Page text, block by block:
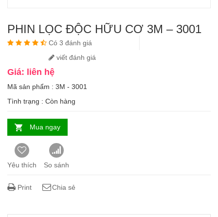
PHIN LỌC ĐỘC HỮU CƠ 3M – 3001
Có 3 đánh giá
viết đánh giá
Giá: liên hệ
Mã sản phẩm : 3M - 3001
Tình trạng : Còn hàng
Mua ngay
Yêu thích So sánh
Print Chia sẻ